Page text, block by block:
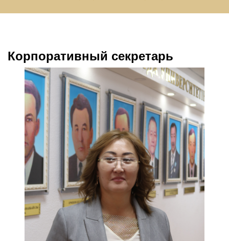
Корпоративный секретарь